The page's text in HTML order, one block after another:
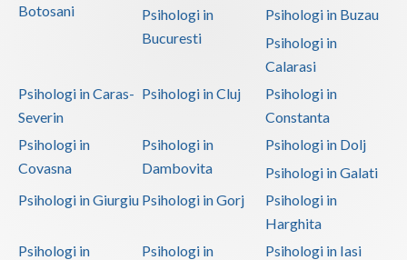
Botosani
Psihologi in
Bucuresti
Psihologi in Buzau
Psihologi in
Calarasi
Psihologi in Caras-
Severin
Psihologi in Cluj
Psihologi in
Constanta
Psihologi in
Covasna
Psihologi in
Dambovita
Psihologi in Dolj
Psihologi in Galati
Psihologi in Giurgiu Psihologi in Gorj
Psihologi in
Harghita
Psihologi in
Psihologi in Psihologi in Iasi